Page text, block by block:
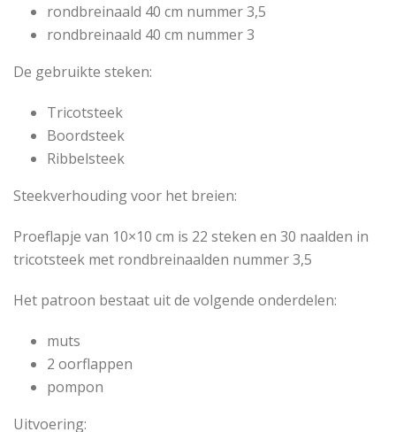
rondbreinaald 40 cm nummer 3,5
rondbreinaald 40 cm nummer 3
De gebruikte steken:
Tricotsteek
Boordsteek
Ribbelsteek
Steekverhouding voor het breien:
Proeflapje van 10×10 cm is 22 steken en 30 naalden in
tricotsteek met rondbreinaalden nummer 3,5
Het patroon bestaat uit de volgende onderdelen:
muts
2 oorflappen
pompon
Uitvoering: